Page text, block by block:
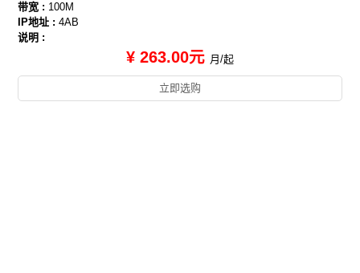
带宽 : 100M
IP地址 :4AB
说明 :
¥ 263.00元 月/起
立即选购